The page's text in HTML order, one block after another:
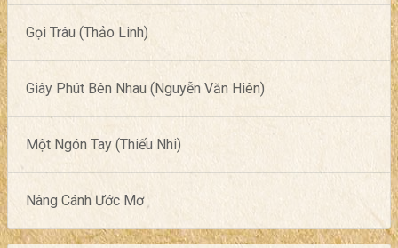
Gọi Trâu (Thảo Linh)
Giây Phút Bên Nhau (Nguyễn Văn Hiên)
Một Ngón Tay (Thiếu Nhi)
Nâng Cánh Ước Mơ